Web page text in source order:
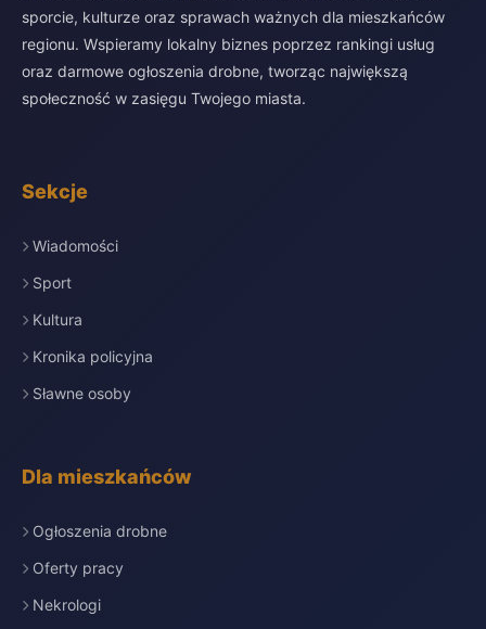
sporcie, kulturze oraz sprawach ważnych dla mieszkańców
regionu. Wspieramy lokalny biznes poprzez rankingi usług
oraz darmowe ogłoszenia drobne, tworząc największą
społeczność w zasięgu Twojego miasta.
Sekcje
Wiadomości
Sport
Kultura
Kronika policyjna
Sławne osoby
Dla mieszkańców
Ogłoszenia drobne
Oferty pracy
Nekrologi